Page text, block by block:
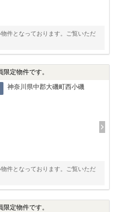
件となっております。ご覧いただ
定物件です。
神奈川県中郡大磯町西小磯
件となっております。ご覧いただ
定物件です。